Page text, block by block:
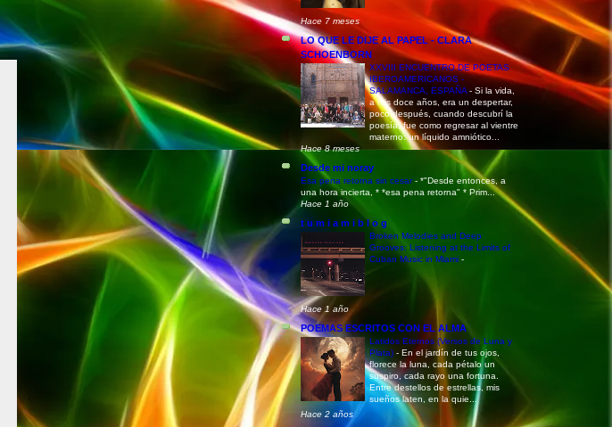
Hace 7 meses
LO QUE LE DIJE AL PAPEL - CLARA
SCHOENBORN
XXVIII ENCUENTRO DE POETAS
IBEROAMERICANOS -
SALAMANCA, ESPAÑA - Si la vida,
a mis doce años, era un despertar,
poco después, cuando descubrí la
poesía, fue como regresar al vientre
materno: un líquido amniótico...
Hace 8 meses
Desde mi noray
Esa pena retorna sin cesar- *"Desde entonces, a
una hora incierta, * *esa pena retorna" * Prim...
Hace 1 año
t u m i a m i b l o g
Broken Melodies and Deep
Grooves: Listening at the Limits of
Cuban Music in Miami -
Hace 1 año
POEMAS ESCRITOS CON EL ALMA
Latidos Eternos (Versos de Luna y
Plata) - En el jardín de tus ojos,
florece la luna, cada pétalo un
suspiro, cada rayo una fortuna.
Entre destellos de estrellas, mis
sueños laten, en la quie...
Hace 2 años